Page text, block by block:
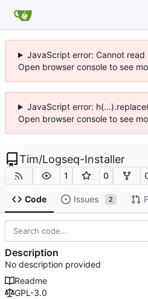
JavaScript error: Cannot
Open browser console to see
JavaScript error:
Open browser console to see
Tim/Logseq-Installer
1 0
Code Issues 2
Description
No description provided
Readme
GPL-3.0